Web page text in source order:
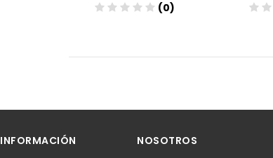
(0)
INFORMACIÓN NOSOTROS